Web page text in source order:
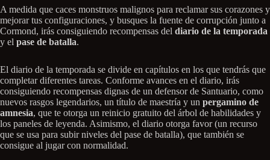
A medida que caces monstruos malignos para reclamar sus corazones y
mejorar tus configuraciones, y busques la fuente de corrupción junto a
Cormond, irás consiguiendo recompensas del diario de la temporada
y el pase de batalla.
El diario de la temporada se divide en capítulos en los que tendrás que
completar diferentes tareas. Conforme avances en el diario, irás
consiguiendo recompensas dignas de un defensor de Santuario, como
nuevos rasgos legendarios, un título de maestría y un pergamino de
amnesia, que te otorga un reinicio gratuito del árbol de habilidades y
los paneles de leyenda. Asimismo, el diario otorga favor (un recurso
que se usa para subir niveles del pase de batalla), que también se
consigue al jugar con normalidad.